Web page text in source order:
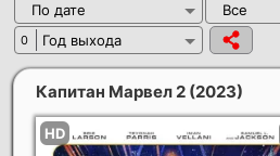
По дате Все
0 Год выхода
Капитан Марвел 2 (2023)